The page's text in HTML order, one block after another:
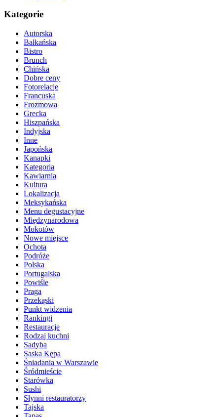
Kategorie
Autorska
Bałkańska
Bistro
Brunch
Chińska
Dobre ceny
Fotorelacje
Francuska
Frozmowa
Grecka
Hiszpańska
Indyjska
Inne
Japońska
Kanapki
Kategoria
Kawiarnia
Kultura
Lokalizacja
Meksykańska
Menu degustacyjne
Międzynarodowa
Mokotów
Nowe miejsce
Ochota
Podróże
Polska
Portugalska
Powiśle
Praga
Przekąski
Punkt widzenia
Rankingi
Restauracje
Rodzaj kuchni
Sadyba
Saska Kępa
Śniadania w Warszawie
Śródmieście
Starówka
Sushi
Słynni restauratorzy
Tajska